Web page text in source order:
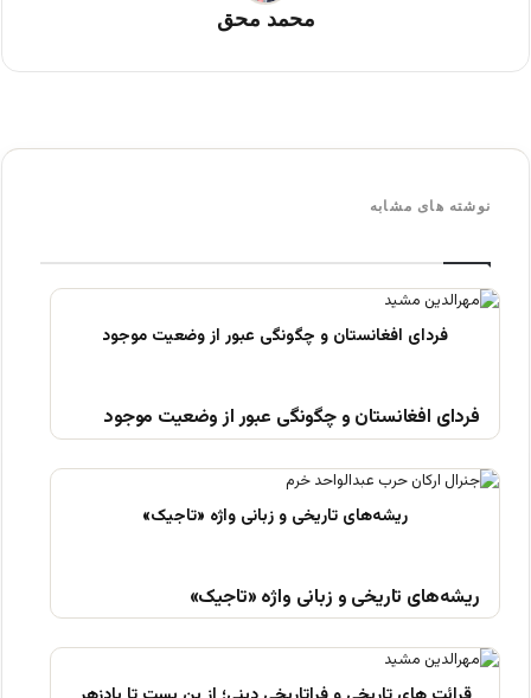
محمد محق
نوشته های مشابه
فردای افغانستان و چگونگی عبور از وضعیت موجود
ریشه‌های تاریخی و زبانی واژه «تاجیک»